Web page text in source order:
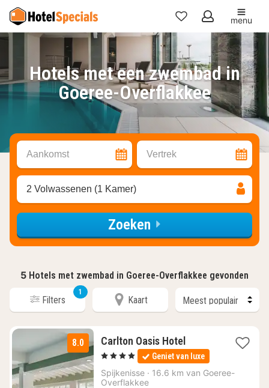
Mijn
favorieten
menu
Hotels met een zwembad in
Goeree-Overflakkee
Aankomst Vertrek
2 Volwassenen (1 Kamer)
Zoeken
5 Hotels met zwembad in Goeree-Overflakkee gevonden
Filters
1
Kaart
8.0 Carlton Oasis Hotel1
nacht
vanaf
€
, 4 Sterren Geniet van luxe
Spijkenisse · 16.6 km van Goeree-
Overflakkee